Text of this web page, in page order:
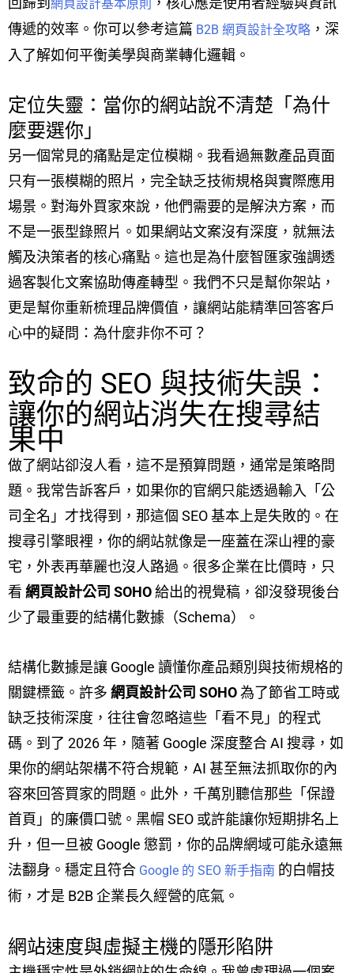
網頁設計基本原則
傳遞的效率。你可以參考這篇 B2B 網頁設計全攻略 ，深
入了解如何平衡美學與商業轉化邏輯。
定位失靈：當你的網站說不清楚「為什
麼要選你」
另一個常見的痛點是定位模糊。我看過無數產品頁面
只有一張模糊的照片，完全缺乏技術規格與實際應用
場景。對海外買家來說，他們需要的是解決方案，而
不是一張型錄照片。如果網站文案沒有深度，就無法
觸及決策者的核心痛點。這也是為什麼智匯家強調透
過客製化文案協助傳產轉型。我們不只是幫你架站，
更是幫你重新梳理品牌價值，讓網站能精準回答客戶
心中的疑問：為什麼非你不可？
致命的 SEO 與技術失誤：
讓你的網站消失在搜尋結
果中
做了網站卻沒人看，這不是預算問題，通常是策略問
題。我常告訴客戶，如果你的官網只能透過輸入「公
司全名」才找得到，那這個 SEO 基本上是失敗的。在
搜尋引擎眼裡，你的網站就像是一座蓋在深山裡的豪
宅，外表再華麗也沒人路過。很多企業在比價時，只
看 網頁設計公司 SOHO給出的視覺稿，卻沒發現後台
少了最重要的結構化數據（Schema）。
結構化數據是讓 Google 讀懂你產品類別與技術規格的
關鍵標籤。許多 網頁設計公司 SOHO為了節省工時或
缺乏技術深度，往往會忽略這些「看不見」的程式
碼。到了 2026 年，隨著 Google 深度整合 AI 搜尋，如
果你的網站架構不符合規範，AI 甚至無法抓取你的內
容來回答買家的問題。此外，千萬別聽信那些「保證
首頁」的廉價口號。黑帽 SEO 或許能讓你短期排名上
升，但一旦被 Google 懲罰，你的品牌網域可能永遠無
法翻身。穩定且符合 Google 的 SEO 新手指南 的白帽技
術，才是 B2B 企業長久經營的底氣。
網站速度與虛擬主機的隱形陷阱